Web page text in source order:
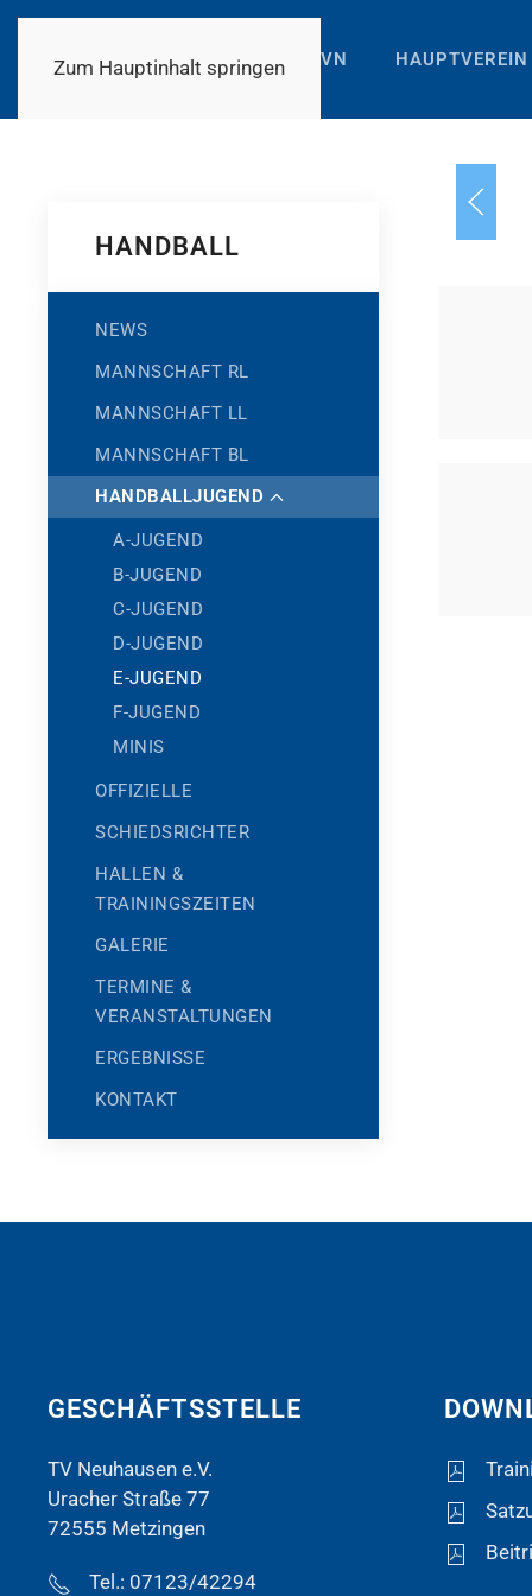
Zum Hauptinhalt springen TVN HAUPTVEREIN
HANDBALL
NEWS
MANNSCHAFT RL
MANNSCHAFT LL
MANNSCHAFT BL
HANDBALLJUGEND
A-JUGEND
B-JUGEND
C-JUGEND
D-JUGEND
E-JUGEND
F-JUGEND
MINIS
OFFIZIELLE
SCHIEDSRICHTER
HALLEN &
TRAININGSZEITEN
GALERIE
TERMINE &
VERANSTALTUNGEN
ERGEBNISSE
KONTAKT
GESCHÄFTSSTELLE
TV Neuhausen e.V.
Uracher Straße 77
72555 Metzingen
Tel.: 07123/42294